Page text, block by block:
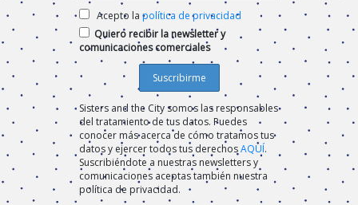
Acepto la política de privacidad
Quiero recibir la newsletter y
comunicaciones comerciales
Sisters and the City somos las responsables
del tratamiento de tus datos. Puedes
conocer más acerca de cómo tratamos tus
datos y ejercer todos tus derechosAQUÍ.
Suscribiéndote a nuestras newsletters y
comunicaciones aceptas también nuestra
política de privacidad.